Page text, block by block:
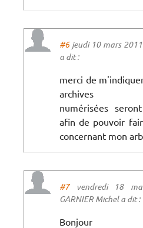
#6jeudi 10 mars 2011
a dit :
merci de
archives
numérisées
afin de pouvoir
concernant mon
#7vendredi 18
GARNIER Michel a dit :
Bonjour